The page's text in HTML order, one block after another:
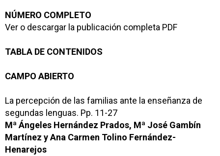
NÚMERO COMPLETO
Ver o descargar la publicación completa PDF
TABLA DE CONTENIDOS
CAMPO ABIERTO
La percepción de las familias ante la enseñanza de
segundas lenguas. Pp. 11-27
Mª Ángeles Hernández Prados, Mª José Gambín
Martínez y Ana Carmen Tolino Fernández-
Henarejos